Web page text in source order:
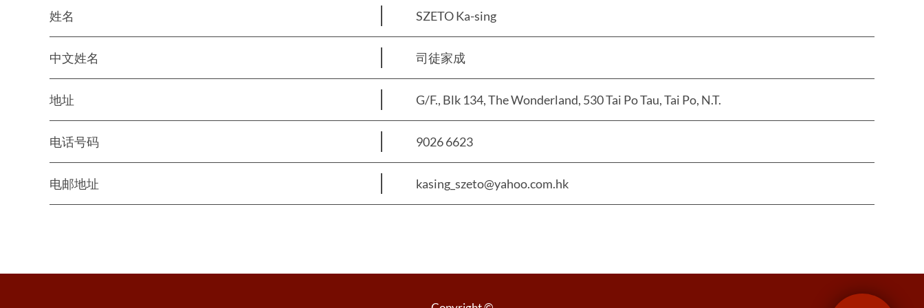
姓名 SZETO Ka-sing
中文姓名 司徒家成
地址 G/F., Blk 134, The Wonderland, 530 Tai Po Tau, Tai Po, N.T.
电话号码 9026 6623
电邮地址 kasing_szeto@yahoo.com.hk